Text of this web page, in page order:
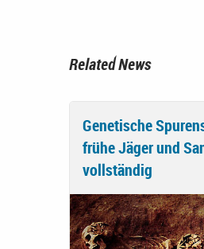
Related News
Genetische
frühe Jäger und
vollständig